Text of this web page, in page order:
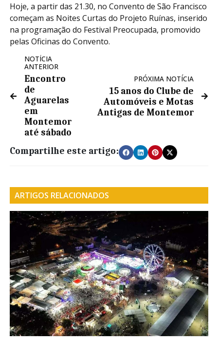
Hoje, a partir das 21.30, no Convento de São Francisco
começam as Noites Curtas do Projeto Ruínas, inserido
na programação do Festival Preocupada, promovido
pelas Oficinas do Convento.
NOTÍCIA
ANTERIOR
Encontro
de
Aguarelas
em
Montemor
até sábado
PRÓXIMA NOTÍCIA
15 anos do Clube de
Automóveis e Motas
Antigas de Montemor
Compartilhe este artigo:
ARTIGOS RELACIONADOS